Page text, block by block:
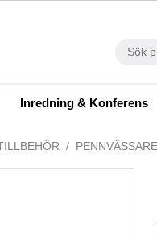
Inredning & Konferens
PENNVÄSSARE